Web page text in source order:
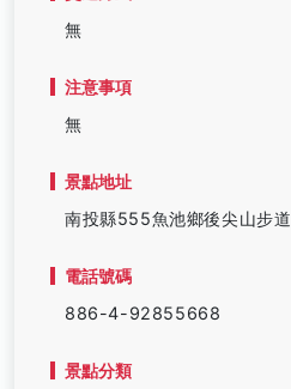
無
注意事項
無
景點地址
南投縣555魚池鄉後尖山步道
電話號碼
886-4-92855668
景點分類